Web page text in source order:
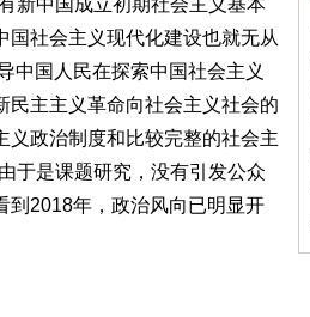
新中国成立初期社会主义基本
社会主义现代化建设也就无从
中国人民在探索中国社会主义
民主主义革命向社会主义社会的
义政治制度和比较完整的社会主
于是课题研究，没有引发公众
到2018年，政治风向已明显开